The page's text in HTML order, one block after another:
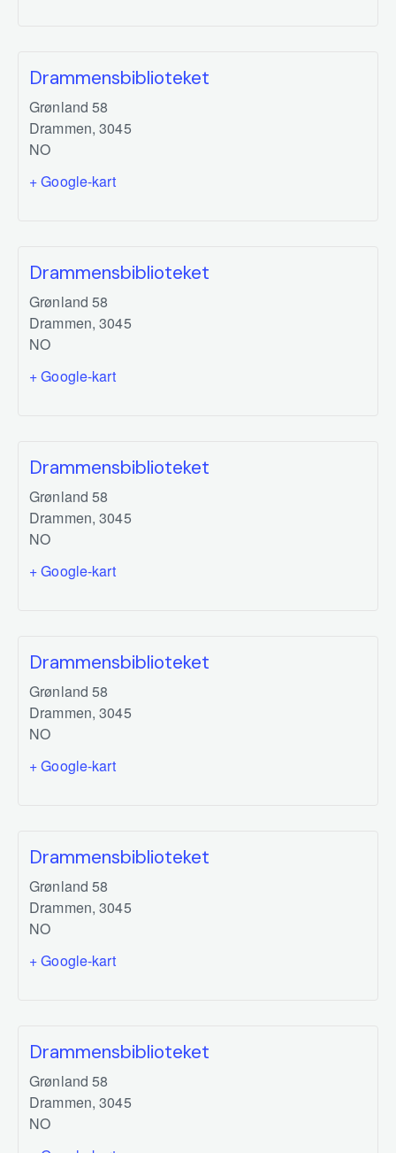
Drammensbiblioteket
Grønland 58
Drammen, 3045
NO
+ Google-kart
Drammensbiblioteket
Grønland 58
Drammen, 3045
NO
+ Google-kart
Drammensbiblioteket
Grønland 58
Drammen, 3045
NO
+ Google-kart
Drammensbiblioteket
Grønland 58
Drammen, 3045
NO
+ Google-kart
Drammensbiblioteket
Grønland 58
Drammen, 3045
NO
+ Google-kart
Drammensbiblioteket
Grønland 58
Drammen, 3045
NO